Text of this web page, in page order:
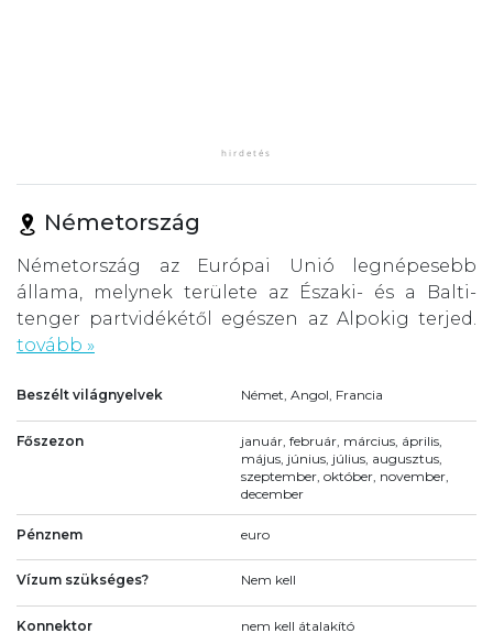
Németország
Németország az Európai Unió legnépesebb
állama, melynek területe az Északi- és a Balti-
tenger partvidékétől egészen az Alpokig terjed.
tovább »
Beszélt világnyelvek Német, Angol, Francia
Főszezon
január, február, március, április,
május, június, július, augusztus,
szeptember, október, november,
december
Pénznem euro
Vízum szükséges? Nem kell
Konnektor nem kell átalakító